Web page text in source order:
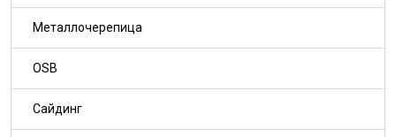
Металлочерепица
OSB
Сайдинг